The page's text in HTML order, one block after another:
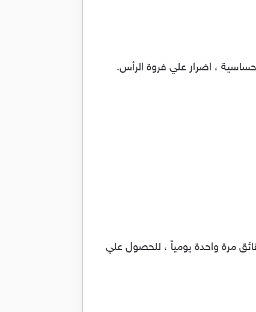
، اضرار علي فروة الرأس.
مناسبة من الكريم علي فروة الرأس حسب طول وكثافة الشعر وتدلك الفروة من 2 – 5 دقائق مرة واحدة يومياً ، للحصول علي